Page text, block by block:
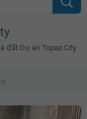
đất Dự án Topaz City